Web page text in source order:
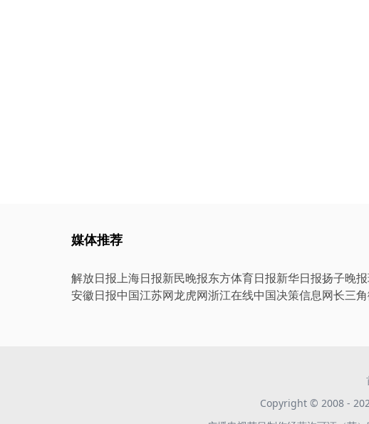
媒体推荐
解放日报上海日报新民晚报东方体育日报新华日报扬子晚报
安徽日报中国江苏网龙虎网浙江在线中国决策信息网长三
Copyright © 2008 -